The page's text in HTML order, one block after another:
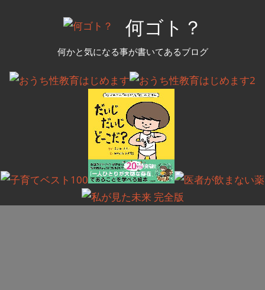
ツ
何ゴト？
何かと気になる事が書いてあるブログ